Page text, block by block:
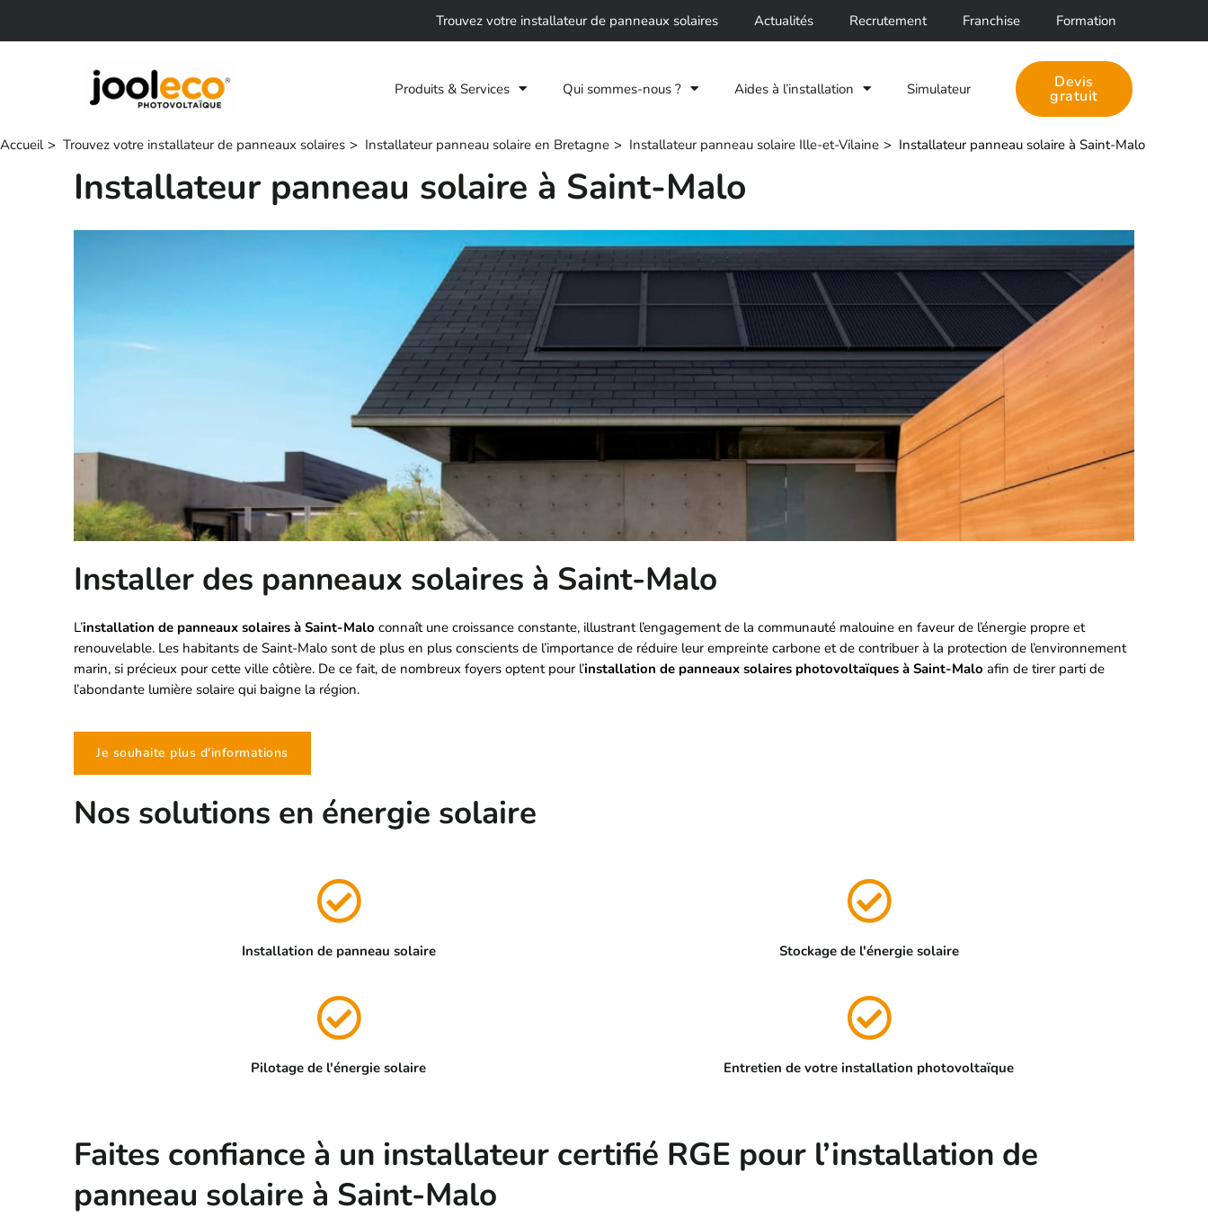
Trouvez votre installateur de panneaux solaires Actualités Recrutement Franchise Formation
Produits & Services Qui sommes-nous ? Aides à l’installation Simulateur Devis
gratuit
Accueil Trouvez votre installateur de panneaux solaires Installateur panneau solaire en Bretagne Installateur panneau solaire Ille-et-Vilaine Installateur panneau solaire à Saint-Malo
Installateur panneau solaire à Saint-Malo
Installer des panneaux solaires à Saint-Malo
L’installation de panneaux solaires à Saint-Malo connaît une croissance constante, illustrant l’engagement de la communauté malouine en faveur de l’énergie propre et
renouvelable. Les habitants de Saint-Malo sont de plus en plus conscients de l’importance de réduire leur empreinte carbone et de contribuer à la protection de l’environnement
marin, si précieux pour cette ville côtière. De ce fait, de nombreux foyers optent pour l’installation de panneaux solaires photovoltaïques à Saint-Malo afin de tirer parti de
l’abondante lumière solaire qui baigne la région.
Je souhaite plus d'informations
Nos solutions en énergie solaire
Installation de panneau solaire
Pilotage de l'énergie solaire
Stockage de l'énergie solaire
Entretien de votre installation photovoltaïque
Faites confiance à un installateur certifié RGE pour l’installation de
panneau solaire à Saint-Malo